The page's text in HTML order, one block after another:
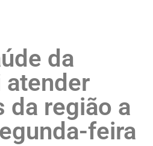
da
atender
da região a
feira